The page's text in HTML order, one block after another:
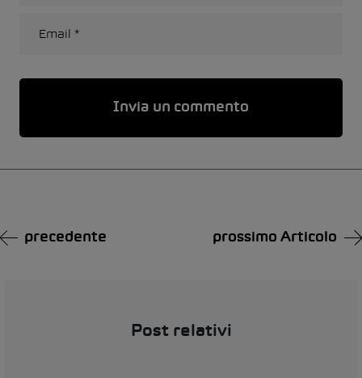
precedente prossimo Articolo
Post relativi